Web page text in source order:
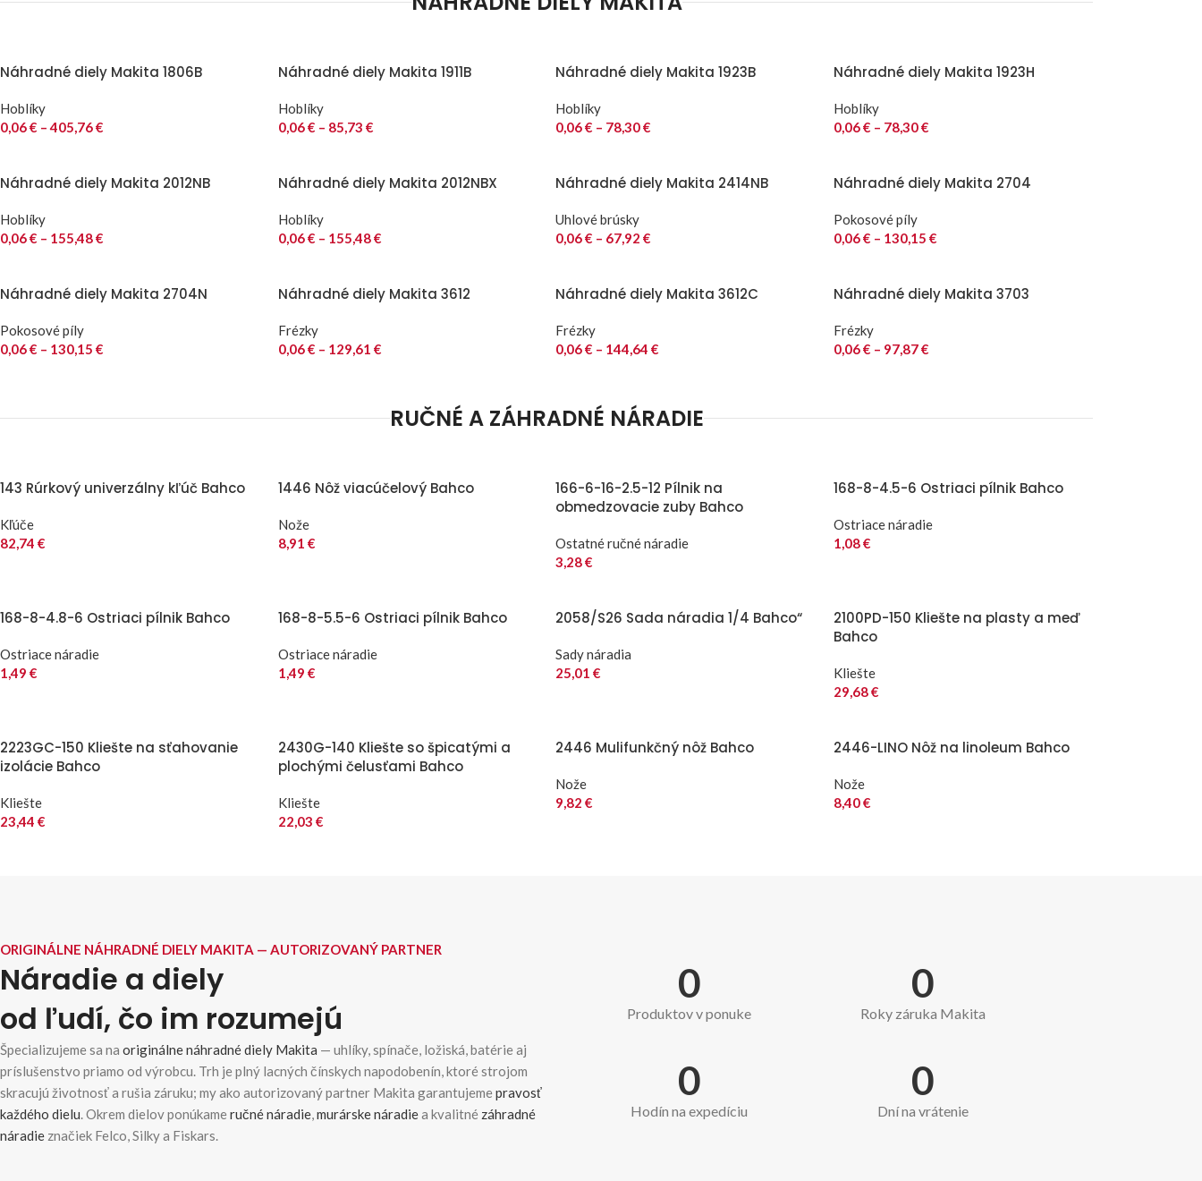
Náhradné diely Makita 1806B
Hoblíky
0,06€ – 405,76€
Náhradné diely Makita 1911B
Hoblíky
0,06€ – 85,73 €
Náhradné diely Makita 1923B
Hoblíky
0,06€ – 78,30€
Náhradné diely Makita 1923H
Hoblíky
0,06€ – 78,30€
Náhradné diely Makita 2012NB
Hoblíky
0,06€ – 155,48€
Náhradné diely Makita 2012NBX
Hoblíky
0,06€ – 155,48€
Náhradné diely Makita 2414NB
Uhlové brúsky
0,06€ – 67,92 €
Náhradné diely Makita 2704
Pokosové píly
0,06€ – 130,15 €
Náhradné diely Makita 2704N
Pokosové píly
0,06€ – 130,15 €
Náhradné diely Makita 3612
Frézky
0,06€ – 129,61 €
Náhradné diely Makita 3612C
Frézky
0,06€ – 144,64 €
Náhradné diely Makita 3703
Frézky
0,06€ – 97,87€
RUČNÉ A ZÁHRADNÉ NÁRADIE
143 Rúrkový univerzálny kľúč Bahco
Kľúče
82,74 €
1446 Nôž viacúčelový Bahco
Nože
8,91 €
166-6-16-2.5-12 Pílnik na
obmedzovacie zuby Bahco
Ostatné ručné náradie
3,28€
168-8-4.5-6 Ostriaci pílnik Bahco
Ostriace náradie
1,08€
168-8-4.8-6 Ostriaci pílnik Bahco
Ostriace náradie
1,49 €
168-8-5.5-6 Ostriaci pílnik Bahco
Ostriace náradie
1,49 €
2058/S26 Sada náradia 1/4 Bahco“
Sady náradia
25,01 €
2100PD-150 Kliešte na plasty a meď
Bahco
Kliešte
29,68€
2223GC-150 Kliešte na sťahovanie
izolácie Bahco
Kliešte
23,44 €
2430G-140 Kliešte so špicatými a
plochými čelusťami Bahco
Kliešte
22,03 €
2446 Mulifunkčný nôž Bahco
Nože
9,82 €
2446-LINO Nôž na linoleum Bahco
Nože
8,40€
ORIGINÁLNE NÁHRADNÉ DIELY MAKITA — AUTORIZOVANÝ PARTNER
Náradie a diely
od ľudí, čo im rozumejú
Špecializujeme sa na originálne náhradné diely Makita — uhlíky, spínače, ložiská, batérie aj
príslušenstvo priamo od výrobcu. Trh je plný lacných čínskych napodobenín, ktoré strojom
skracujú životnosť a rušia záruku; my ako autorizovaný partner Makita garantujemepravosť
každého dielu. Okrem dielov ponúkameručné náradie,murárske náradiea kvalitné záhradné
náradie značiek Felco, Silky a Fiskars.
0
Produktov v ponuke
0
Roky záruka Makita
0
Hodín na expedíciu
0
Dní na vrátenie